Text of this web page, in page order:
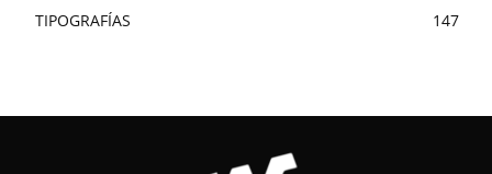
TIPOGRAFÍAS
147